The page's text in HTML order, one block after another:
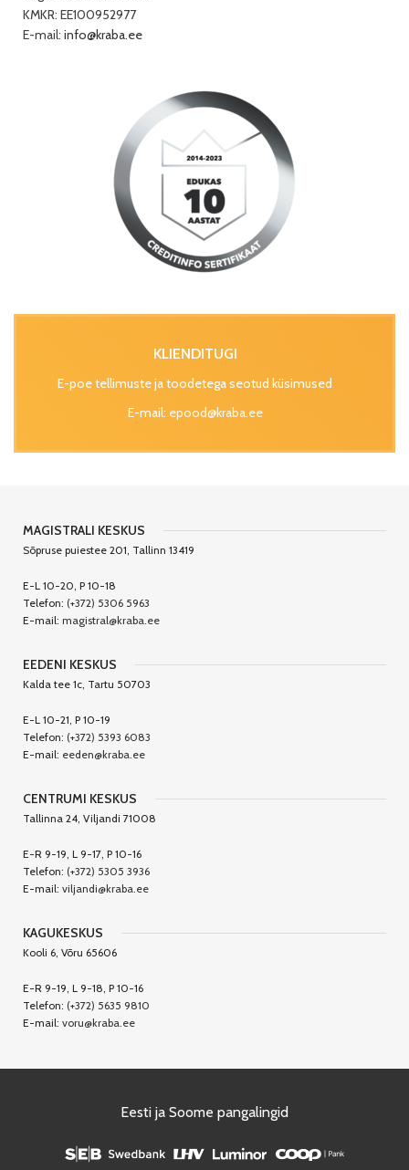
KMKR: EE100952977
E-mail: info@kraba.ee
KLIENDITUGI
E-poe tellimuste ja toodetega seotud küsimused
E-mail: epood@kraba.ee
MAGISTRALI KESKUS
Sõpruse puiestee 201, Tallinn 13419
E-L 10-20, P 10-18
Telefon: (+372) 5306 5963
E-mail: magistral@kraba.ee
EEDENI KESKUS
Kalda tee 1c, Tartu 50703
E-L 10-21, P 10-19
Telefon: (+372) 5393 6083
E-mail: eeden@kraba.ee
CENTRUMI KESKUS
Tallinna 24, Viljandi 71008
E-R 9-19, L 9-17, P 10-16
Telefon: (+372) 5305 3936
E-mail: viljandi@kraba.ee
KAGUKESKUS
Kooli 6, Võru 65606
E-R 9-19, L 9-18, P 10-16
Telefon: (+372) 5635 9810
E-mail: voru@kraba.ee
Eesti ja Soome pangalingid